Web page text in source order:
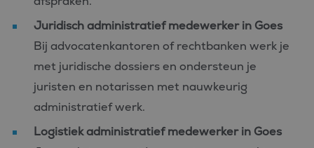
Juridisch administratief medewerker in Goes
Bij advocatenkantoren of rechtbanken werk je
met juridische dossiers en ondersteun je
juristen en notarissen met nauwkeurig
administratief werk.
Logistiek administratief medewerker in Goes